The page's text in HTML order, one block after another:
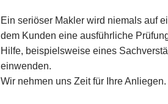
Ein seriöser Makler wird niemals auf
dem Kunden eine ausführliche
Hilfe, beispielsweise eines
einwenden.
Wir nehmen uns Zeit für Ihre Anliegen.